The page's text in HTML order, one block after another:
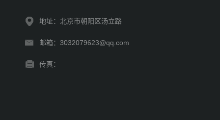
地址：北京市朝阳区汤立路
邮箱：3032079623@qq.com
传真：